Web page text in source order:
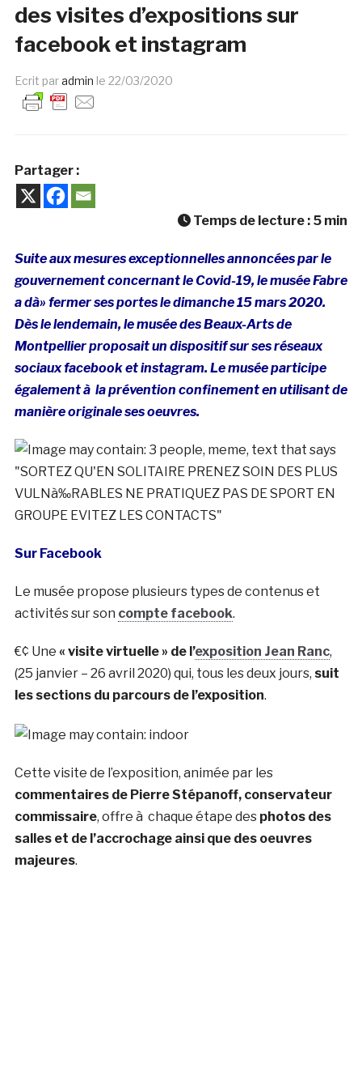
des visites d’expositions sur
facebook et instagram
Ecrit paradmin le 22/03/2020
Partager :
Temps de lecture : 5 min
Suite aux mesures exceptionnelles annoncées par le
gouvernement concernant le Covid-19, le musée Fabre
a dà» fermer ses portes le dimanche 15 mars 2020.
Dès le lendemain, le musée des Beaux-Arts de
Montpellier proposait un dispositif sur ses réseaux
sociaux facebook et instagram. Le musée participe
également à la prévention confinement en utilisant de
manière originale ses oeuvres.
Sur Facebook
Le musée propose plusieurs types de contenus et
activités sur son compte facebook.
€¢ Une « visite virtuelle » de l’exposition Jean Ranc,
(25 janvier – 26 avril 2020) qui, tous les deux jours, suit
les sections du parcours de l’exposition.
Cette visite de l’exposition, animée par les
commentaires de Pierre Stépanoff, conservateur
commissaire, offre à chaque étape des photos des
salles et de l’accrochage ainsi que des oeuvres
majeures.